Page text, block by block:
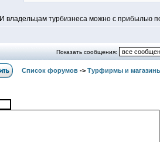
И владельцам турбизнеса можно с прибылью
Показать сообщения:
Список форумов -> Турфирмы и